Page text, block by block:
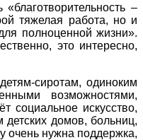
–
тяжелая работа, но и
полноценной жизни».
это интересно,
сиротам, одиноким
возможностями,
социальное искусство,
домов, больниц,
очень нужна поддержка,